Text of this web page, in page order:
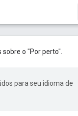
o "Por perto".
para seu idioma de